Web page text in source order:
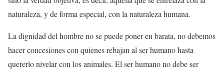
naturaleza, y de forma especial, con la naturaleza humana.
La dignidad del hombre no se puede poner en barata, no debemos
hacer concesiones con quienes rebajan al ser humano hasta
quererlo nivelar con los animales. El ser humano no debe ser